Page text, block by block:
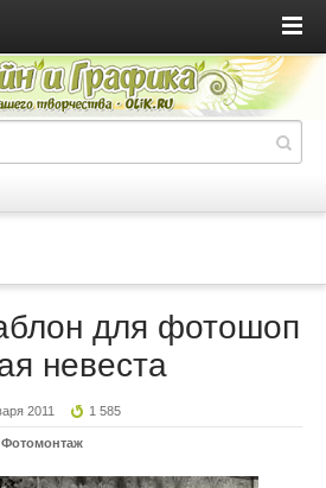
для фотошоп
невеста
2011 1 585
Фотомонтаж